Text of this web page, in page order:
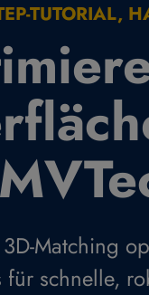
TUTORIAL,
Matching
schnelle,